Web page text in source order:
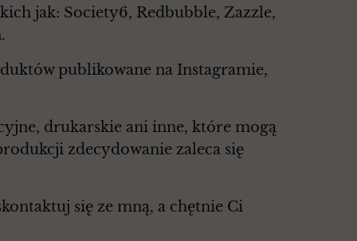
jak: Society6, Redbubble, Zazzle,
publikowane na Instagramie,
drukarskie ani inne, które mogą
zdecydowanie zaleca się
się ze mną, a chętnie Ci